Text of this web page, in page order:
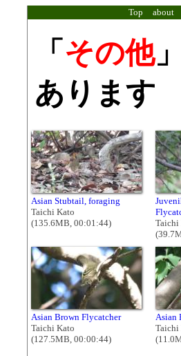
Top about
「 その他
あります
Asian Stubtail, foraging
Taichi Kato
(135.6MB, 00:01:44)
Taichi
Asian Brown Flycatcher
Taichi Kato
(127.5MB, 00:00:44)
Asian
Taichi